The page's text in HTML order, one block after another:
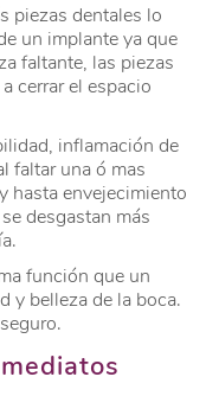
piezas dentales lo
un implante ya que
faltante, las piezas
cerrar el espacio
inflamación de
faltar una ó mas
hasta envejecimiento
desgastan más
función que un
y belleza de la boca.